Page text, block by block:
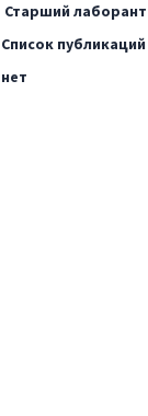
Старший
Список
нет